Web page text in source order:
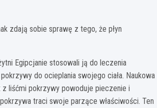
zdają sobie sprawę z tego, że płyn
Egipcjanie stosowali ją do leczenia
do ocieplania swojego ciała. Naukowa
z liśćmi pokrzywy powoduje pieczenie i
traci swoje parzące właściwości. Ten